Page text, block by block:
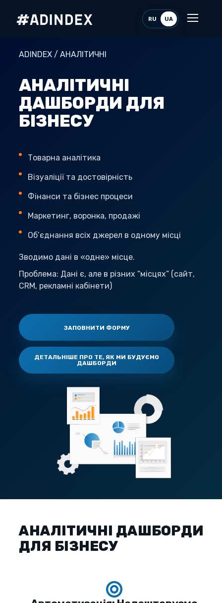
RU UA
ADINDEX / АНАЛІТИЧНІ
АНАЛІТИЧНІ
ДАШБОРДИ ДЛЯ
БІЗНЕСУ
Товарна аналітика
Візуаліції та достовірність
Фінанси та бізнес процеси
Маркетинг, воронка, продажі
Об’єднання всіх джерел в одному місці
Зводимо дані в «одне» місце.
Проблема: Дані є, але в різних “місцях” (сайт,
CRM, рекламні кабінети)
ЗАПОВНИТИ ФОРМУ
ДЕТАЛЬНІШЕ ПРО ТЕ, ЯК МИ БУДУЄМО
ДАШБОРДИ
АНАЛІТИЧНІ ДАШБОРДИ
ДЛЯ БІЗНЕСУ